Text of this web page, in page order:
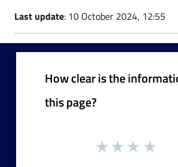
Last update: 10 October 2024, 12:55
How clear is the
this page?